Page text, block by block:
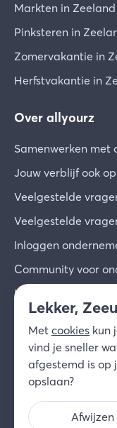
Markten in Zeeland
Pinksteren in
Zomervakantie in
Herfstvakantie in
Over allyourz
Samenwerken met
Jouw verblijf ook
Veelgestelde
Veelgestelde
Inloggen
Community voor
Inschrijven voor de
Over ons
Contact
© 2026 allyourz b.v.
Lekker,
Met cookies kun
vind je sneller
afgestemd is op
opslaan?
Afwijzen